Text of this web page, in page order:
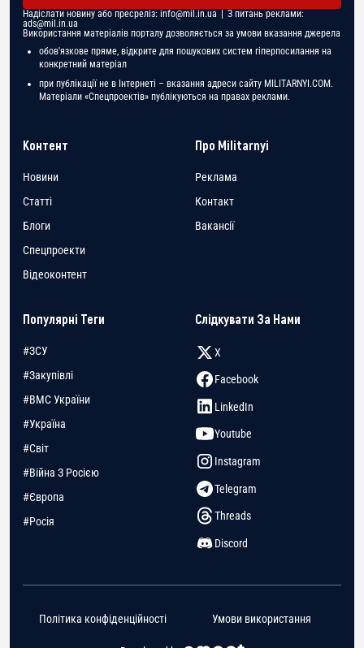
Надіслати новину або пресреліз: info@mil.in.ua | З питань реклами:
ads@mil.in.ua
Використання матеріалів порталу дозволяється за умови вказання джерела
обов'язкове пряме, відкрите для пошукових систем гіперпосилання на
конкретний матеріал
при публікації не в Інтернеті – вказання адреси сайту MILITARNYI.COM.
Матеріали «Спецпроектів» публікуються на правах реклами.
Контент
Новини
Статті
Блоги
Спецпроекти
Відеоконтент
Про Militarnyi
Реклама
Контакт
Вакансії
Популярні Теги
#ЗСУ
#Закупівлі
#ВМС України
#Україна
#Світ
#Війна З Росією
#Європа
#Росія
Слідкувати За Нами
X
Facebook
LinkedIn
Youtube
Instagram
Telegram
Threads
Discord
Політика конфіденційності Умови використання